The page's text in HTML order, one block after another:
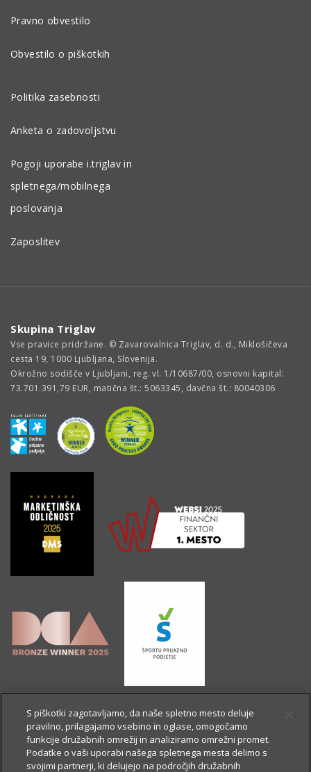
Pravno obvestilo
Obvestilo o piškotkih
Politika zasebnosti
Anketa o zadovoljstvu
Pogoji uporabe i.triglav in
spletnega/mobilnega
poslovanja
Zaposlitev
Skupina Triglav
Vse pravice pridržane. © Zavarovalnica Triglav, d. d., Miklošičeva
cesta 19, 1000 Ljubljana, Slovenija.
Okrožno sodišče v Ljubljani, reg. vl. 1/10687/00, osnovni kapital:
73.701.391,79 EUR, matična št.: 5063345, davčna št.: 80040306
S piškotki zagotavljamo, da naše spletno mesto deluje
pravilno, prilagajamo vsebino in oglase, omogočamo
funkcije družabnih omrežij in analiziramo omrežni promet.
Podatke o vaši uporabi našega spletnega mesta delimo s
svojimi partnerji, ki delujejo na področjih družabnih